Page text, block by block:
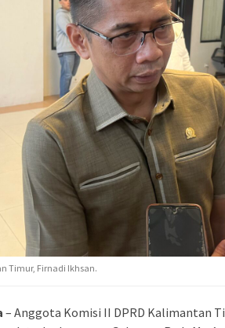
Timur, Firnadi Ikhsan.
– Anggota Komisi II DPRD Kalimantan